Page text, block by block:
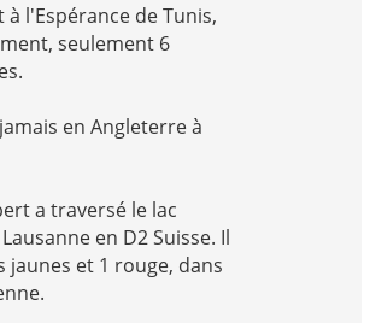
à l'Espérance de Tunis,
seulement 6
en Angleterre à
a traversé le lac
en D2 Suisse. Il
jaunes et 1 rouge, dans